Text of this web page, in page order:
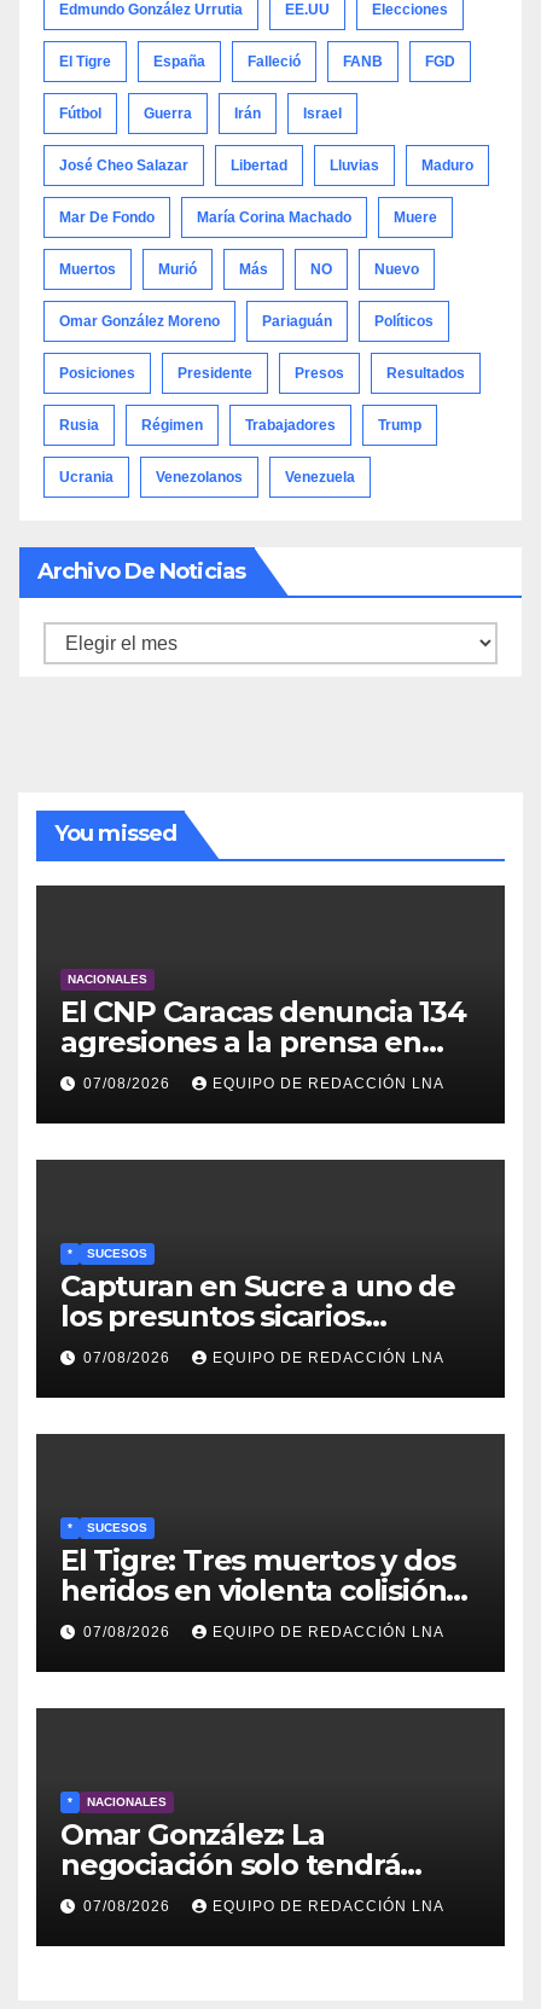
Edmundo González Urrutia EE.UU Elecciones
El Tigre España Falleció FANB FGD
Fútbol Guerra Irán Israel
José Cheo Salazar Libertad Lluvias Maduro
Mar De Fondo María Corina Machado Muere
Muertos Murió Más NO Nuevo
Omar González Moreno Pariaguán Políticos
Posiciones Presidente Presos Resultados
Rusia Régimen Trabajadores Trump
Ucrania Venezolanos Venezuela
Archivo De Noticias
Archivo
You missed
NACIONALES
El CNP Caracas denuncia 134
agresiones a la prensa en
2026
07/08/2026 EQUIPO DE REDACCIÓN LNA
* SUCESOS
Capturan en Sucre a uno de
los presuntos sicarios
implicados en el asesinato de
la líder pesquera Lylianna
Tineo
07/08/2026 EQUIPO DE REDACCIÓN LNA
* SUCESOS
El Tigre: Tres muertos y dos
heridos en violenta colisión
de vehículos
07/08/2026 EQUIPO DE REDACCIÓN LNA
* NACIONALES
Omar González: La
negociación solo tendrá
sentido si fija un cronograma
para elegir un nuevo
gobierno
07/08/2026 EQUIPO DE REDACCIÓN LNA